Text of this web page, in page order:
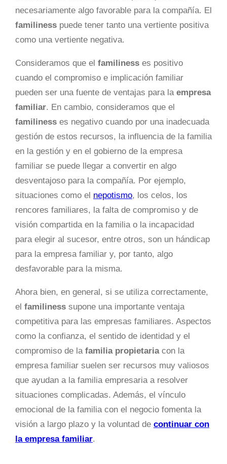
necesariamente algo favorable para la compañía. El
familiness puede tener tanto una vertiente positiva
como una vertiente negativa.
Consideramos que el familiness es positivo
cuando el compromiso e implicación familiar
pueden ser una fuente de ventajas para la empresa
familiar. En cambio, consideramos que el
familiness es negativo cuando por una inadecuada
gestión de estos recursos, la influencia de la familia
en la gestión y en el gobierno de la empresa
familiar se puede llegar a convertir en algo
desventajoso para la compañía. Por ejemplo,
situaciones como el nepotismo, los celos, los
rencores familiares, la falta de compromiso y de
visión compartida en la familia o la incapacidad
para elegir al sucesor, entre otros, son un hándicap
para la empresa familiar y, por tanto, algo
desfavorable para la misma.
Ahora bien, en general, si se utiliza correctamente,
el familiness supone una importante ventaja
competitiva para las empresas familiares. Aspectos
como la confianza, el sentido de identidad y el
compromiso de la familia propietariacon la
empresa familiar suelen ser recursos muy valiosos
que ayudan a la familia empresaria a resolver
situaciones complicadas. Además, el vínculo
emocional de la familia con el negocio fomenta la
visión a largo plazo y la voluntad de continuar con
la empresa familiar.